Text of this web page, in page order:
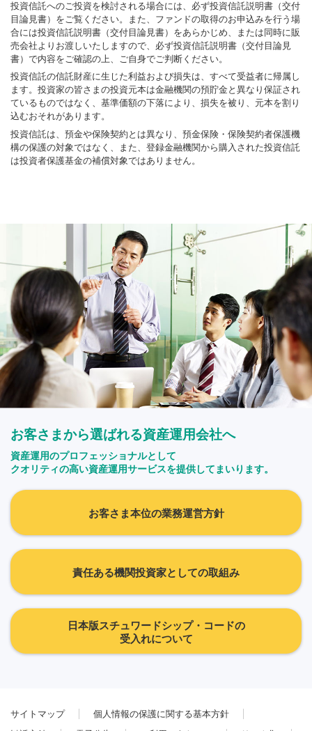
投資信託へのご投資を検討される場合には、必ず投資信託説明書（交付
目論見書）をご覧ください。また、ファンドの取得のお申込みを行う場
合には投資信託説明書（交付目論見書）をあらかじめ、または同時に販
売会社よりお渡しいたしますので、必ず投資信託説明書（交付目論見
書）で内容をご確認の上、ご自身でご判断ください。
投資信託の信託財産に生じた利益および損失は、すべて受益者に帰属し
ます。投資家の皆さまの投資元本は金融機関の預貯金と異なり保証され
ているものではなく、基準価額の下落により、損失を被り、元本を割り
込むおそれがあります。
投資信託は、預金や保険契約とは異なり、預金保険・保険契約者保護機
構の保護の対象ではなく、また、登録金融機関から購入された投資信託
は投資者保護基金の補償対象ではありません。
お客さまから選ばれる資産運用会社へ
資産運用のプロフェッショナルとして
クオリティの高い資産運用サービスを提供してまいります。
お客さま本位の業務運営方針
責任ある機関投資家としての取組み
日本版スチュワードシップ・コードの
受入れについて
サイトマップ
個人情報の保護に関する基本方針